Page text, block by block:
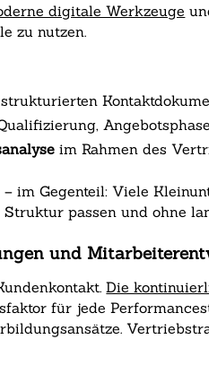
digitale Werkzeuge
zu nutzen.
im Rahmen des
im Gegenteil: Viele
passen und ohne
und
Die
für jede